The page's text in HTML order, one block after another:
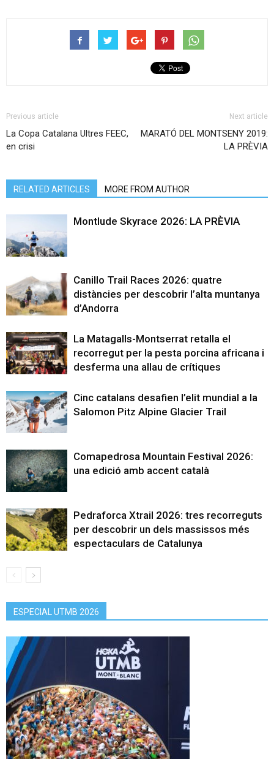
Previous article
La Copa Catalana Ultres FEEC,
en crisi
Next article
MARATÓ DEL MONTSENY 2019:
LA PRÈVIA
RELATED ARTICLES MORE FROM AUTHOR
Montlude Skyrace 2026: LA PRÈVIA
Canillo Trail Races 2026: quatre
distàncies per descobrir l’alta muntanya
d’Andorra
La Matagalls-Montserrat retalla el
recorregut per la pesta porcina africana i
desferma una allau de crítiques
Cinc catalans desafien l’elit mundial a la
Salomon Pitz Alpine Glacier Trail
Comapedrosa Mountain Festival 2026:
una edició amb accent català
Pedraforca Xtrail 2026: tres recorreguts
per descobrir un dels massissos més
espectaculars de Catalunya
ESPECIAL UTMB 2026